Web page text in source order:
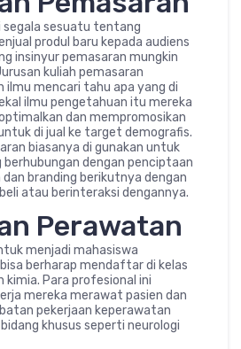
segala sesuatu tentang
produl baru kepada audiens
insinyur pemasaran mungkin
kuliah pemasaran
ilmu mencari tahu apa yang di
ilmu pengetahuan itu mereka
dan mempromosikan
di jual ke target demografis.
biasanya di gunakan untuk
dengan penciptaan
branding berikutnya dengan
atau berinteraksi dengannya.
Perawatan
menjadi mahasiswa
berharap mendaftar di kelas
kimia. Para profesional ini
mereka merawat pasien dan
pekerjaan keperawatan
khusus seperti neurologi